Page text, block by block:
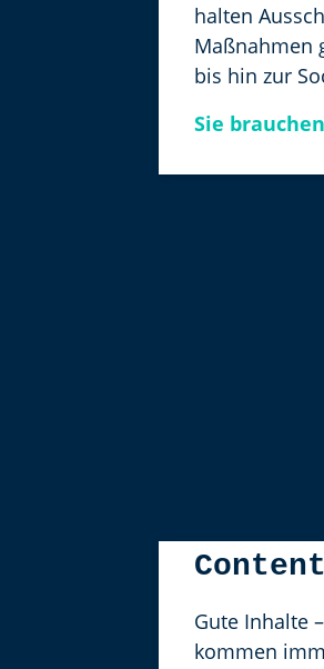
halten
Maßnahmen
bis hin zur
Sie
Gute Inhalte
kommen